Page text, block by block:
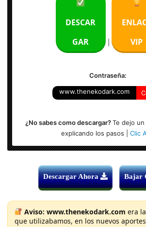
Sistema Operativo: Windows (x64 Bits)
DESCAR
GAR
VIP
Contraseña:
www.thenekodark.com
¿No sabes como descargar?Te dejo
explicando los pasos | Clic
Descargar Ahora Bajar
Aviso: www.thenekodark.com era
que utilizabamos, en los nuevos